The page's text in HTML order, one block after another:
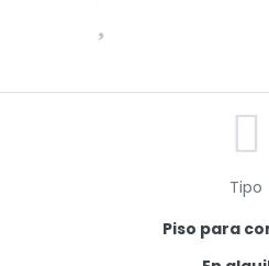
Tipo
Piso para